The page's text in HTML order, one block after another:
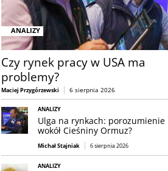
ANALIZY
Czy rynek pracy w USA ma
problemy?
Maciej Przygórzewski 6 sierpnia 2026
ANALIZY
Ulga na rynkach: porozumienie
wokół Cieśniny Ormuz?
Michał Stajniak 6 sierpnia 2026
ANALIZY